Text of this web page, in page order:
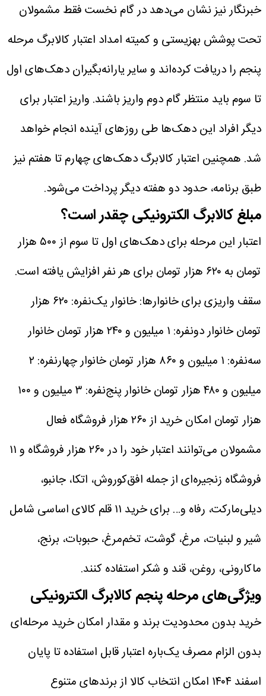
خبرنگار نیز نشان می‌دهد در گام نخست فقط مشمولان
تحت پوشش بهزیستی و کمیته امداد اعتبار کالابرگ مرحله
پنجم را دریافت کرده‌اند و سایر یارانه‌بگیران دهک‌های اول
تا سوم باید منتظر گام دوم واریز باشند. واریز اعتبار برای
دیگر افراد این دهک‌ها طی روزهای آینده انجام خواهد
شد. همچنین اعتبار کالابرگ دهک‌های چهارم تا هفتم نیز
طبق برنامه، حدود دو هفته دیگر پرداخت می‌شود.
مبلغ کالابرگ الکترونیکی چقدر است؟
اعتبار این مرحله برای دهک‌های اول تا سوم از ۵۰۰ هزار
تومان به ۶۲۰ هزار تومان برای هر نفر افزایش یافته است.
سقف واریزی برای خانوارها:
خانوار یک‌نفره: ۶۲۰ هزار
تومانخانوار دونفره: ۱ میلیون و ۲۴۰ هزار تومان
خانوار
سه‌نفره: ۱ میلیون و ۸۶۰ هزار تومان
خانوار چهار‌نفره: ۲
میلیون و ۴۸۰ هزار تومان
خانوار پنج‌نفره: ۳ میلیون و ۱۰۰
هزار تومان امکان خرید از ۲۶۰ هزار فروشگاه فعال
مشمولان می‌توانند اعتبار خود را در ۲۶۰ هزار فروشگاه و ۱۱
فروشگاه زنجیره‌ای از جمله افق‌کوروش، اتکا، جانبو،
دیلی‌مارکت، رفاه و… برای خرید ۱۱ قلم کالای اساسی شامل
شیر و لبنیات، مرغ، گوشت، تخم‌مرغ، حبوبات، برنج،
ماکارونی، روغن، قند و شکر استفاده کنند.
ویژگی‌های مرحله پنجم کالابرگ الکترونیکی
خرید بدون محدودیت برند و مقدارامکان خرید مرحله‌ای
بدون الزام مصرف یک‌باره اعتبار قابل استفاده تا پایان
اسفند ۱۴۰۴
امکان انتخاب کالا از برندهای متنوع